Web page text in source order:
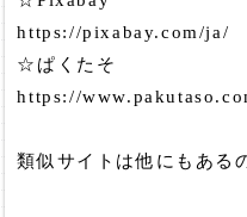
https://pixabay.com/ja/
☆ぱくたそ
https://
類似サイトは他にもある